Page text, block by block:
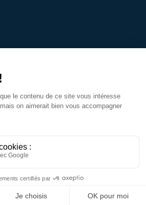
Tous droits réservés. | Politique de
Mentions légales| Réalisation Graffocean